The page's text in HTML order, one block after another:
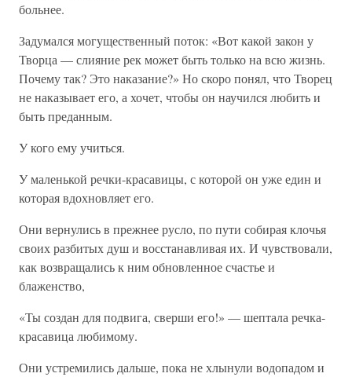
больнее.
Задумался могущественный поток: «Вот какой закон у
Творца — слияние рек может быть только на всю жизнь.
Почему так? Это наказание?» Но скоро понял, что Творец
не наказывает его, а хочет, чтобы он научился любить и
быть преданным.
У кого ему учиться.
У маленькой речки-красавицы, с которой он уже един и
которая вдохновляет его.
Они вернулись в прежнее русло, по пути собирая клочья
своих разбитых душ и восстанавливая их. И чувствовали,
как возвращались к ним обновленное счастье и
блаженство,
«Ты создан для подвига, сверши его!» — шептала речка-
красавица любимому.
Они устремились дальше, пока не хлынули водопадом и